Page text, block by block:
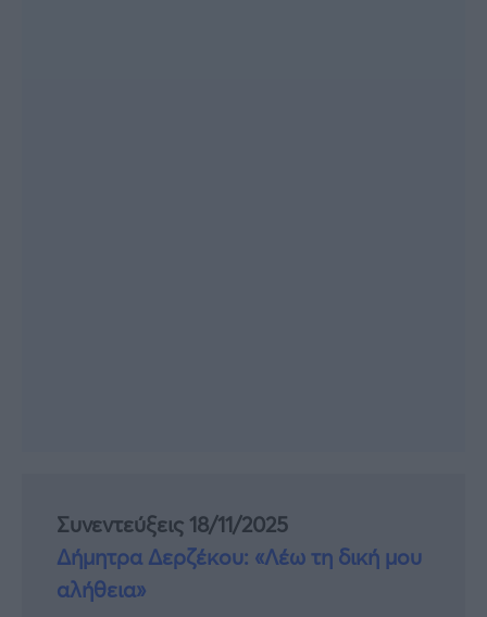
Συνεντεύξεις 18/11/2025
Δήμητρα Δερζέκου: «Λέω τη δική μου
αλήθεια»